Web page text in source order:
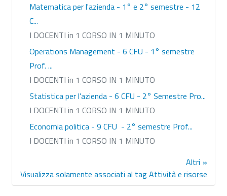
Matematica per l'azienda - 1° e 2° semestre - 12
C...
I DOCENTI in 1 CORSO IN 1 MINUTO
Operations Management - 6 CFU - 1° semestre
Prof. ...
I DOCENTI in 1 CORSO IN 1 MINUTO
Statistica per l'azienda - 6 CFU - 2° Semestre Pro...
I DOCENTI in 1 CORSO IN 1 MINUTO
Economia politica - 9 CFU - 2° semestre Prof...
I DOCENTI in 1 CORSO IN 1 MINUTO
Altri
Visualizza solamente associati al tag Attività e risorse